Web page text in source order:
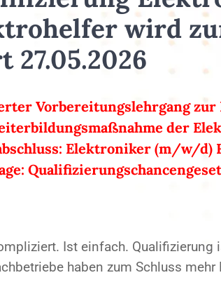
wird
27.05.2026
Vorbereitungslehrgang
der
Elektroniker (m/w/d)
Ist einfach. Qualifizierung
haben zum Schluss